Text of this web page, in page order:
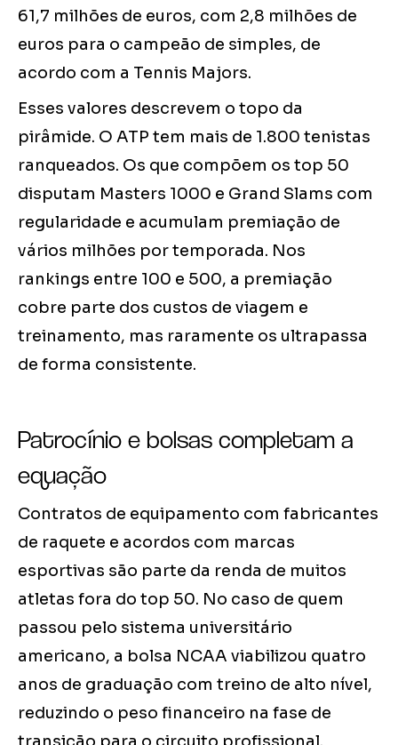
61,7 milhões de euros, com 2,8 milhões de
euros para o campeão de simples, de
acordo com a Tennis Majors.
Esses valores descrevem o topo da
pirâmide. O ATP tem mais de 1.800 tenistas
ranqueados. Os que compõem os top 50
disputam Masters 1000 e Grand Slams com
regularidade e acumulam premiação de
vários milhões por temporada. Nos
rankings entre 100 e 500, a premiação
cobre parte dos custos de viagem e
treinamento, mas raramente os ultrapassa
de forma consistente.
Patrocínio e bolsas completam a
equação
Contratos de equipamento com fabricantes
de raquete e acordos com marcas
esportivas são parte da renda de muitos
atletas fora do top 50. No caso de quem
passou pelo sistema universitário
americano, a bolsa NCAA viabilizou quatro
anos de graduação com treino de alto nível,
reduzindo o peso financeiro na fase de